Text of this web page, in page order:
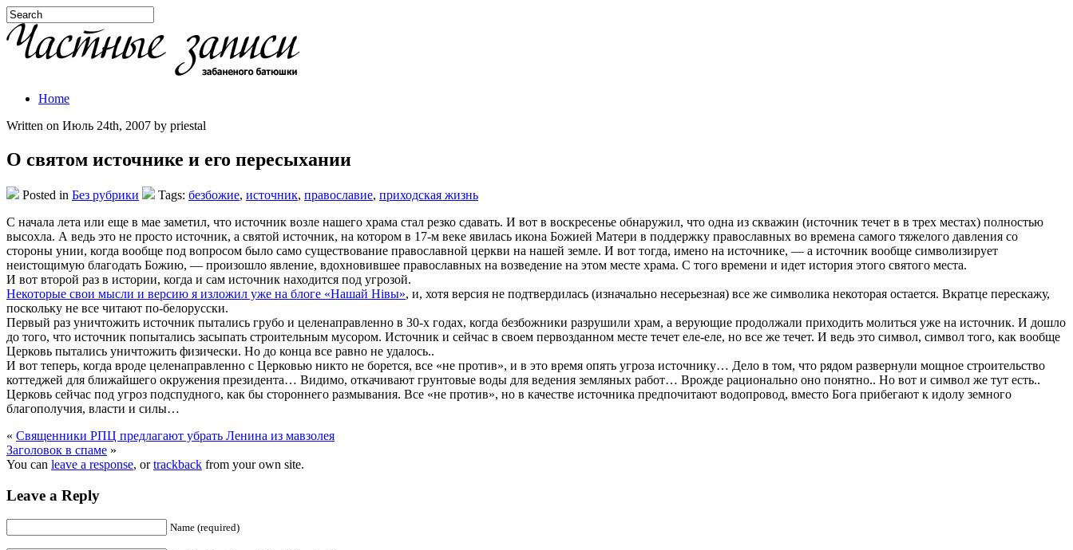
Home
Written on Июль 24th, 2007 by priestal
О святом источнике и его пересыхании
Posted in Без рубрики Tags: безбожие, источник, православие, приходская жизнь
С начала лета или еще в мае заметил, что источник возле нашего храма стал резко сдавать. И вот в воскресенье обнаружил, что одна из скважин (источник течет в в трех местах) полностью
высохла. А ведь это не просто источник, а святой источник, на котором в 17-м веке явилась икона Божией Матери в поддержку православных во времена самого тяжелого давления со
стороны унии, когда вообще под вопросом было само существование православной церкви на нашей земле. И вот тогда, имено на источнике, — а источник вообще символизирует
неистощимую благодать Божию, — произошло явление, вдохновившее православных на возведение на этом месте храма. С того времени и идет история этого святого места.
И вот второй раз в истории, когда и сам источник находится под угрозой.
Некоторые свои мысли и версию я изложил уже на блоге «Нашай Нівы», и, хотя версия не подтвердилась (изначально несерьезная) все же символика некоторая остается. Вкратце перескажу,
поскольку не все читают по-белорусски.
Первый раз уничтожить источник пытались грубо и целенаправленно в 30-х годах, когда безбожники разрушили храм, а верующие продолжали приходить молиться уже на источник. И дошло
до того, что источник попытались засыпать строительным мусором. Источник и сейчас в своем первозданном месте течет еле-еле, но все же течет. И ведь это символ, символ того, как вообще
Церковь пытались уничтожить физически. Но до конца все равно не удалось..
И вот теперь, когда вроде целенаправленно с Церковью никто не борется, все «не против», и в это время опять угроза источнику… Дело в том, что рядом развернули мощное строительство
коттеджей для ближайшего окружения президента… Видимо, откачивают грунтовые воды для ведения земляных работ… Врожде рационально оно понятно.. Но вот и символ же тут есть..
Церковь сейчас под угроз подспудного, как бы стороннего размывания. Все «не против», но в качестве источника предпочитают водопровод, вместо Бога прибегают к идолу земного
благополучия, власти и силы…
« Священники РПЦ предлагают убрать Ленина из мавзолея
Заголовок в спаме »
You can leave a response, ortrackback from your own site.
Leave a Reply
Name (required)